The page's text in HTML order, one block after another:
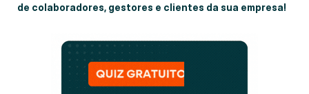
de colaboradores, gestores e clientes da sua empresa!